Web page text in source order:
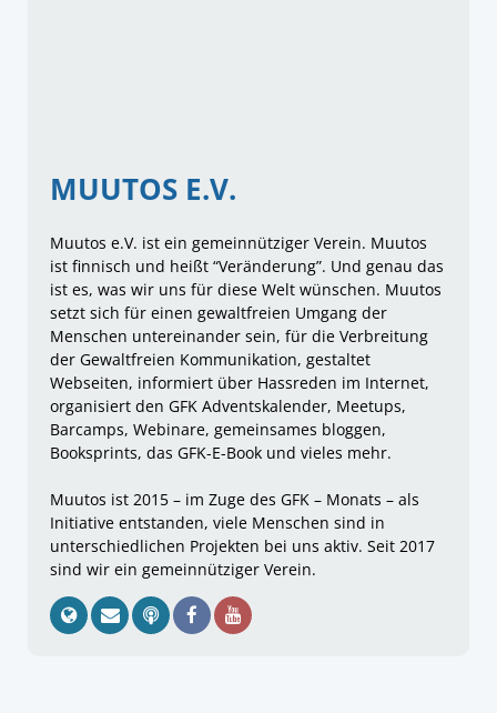
MUUTOS E.V.
Muutos e.V. ist ein gemeinnütziger Verein. Muutos
ist finnisch und heißt “Veränderung”. Und genau das
ist es, was wir uns für diese Welt wünschen. Muutos
setzt sich für einen gewaltfreien Umgang der
Menschen untereinander sein, für die Verbreitung
der Gewaltfreien Kommunikation, gestaltet
Webseiten, informiert über Hassreden im Internet,
organisiert den GFK Adventskalender, Meetups,
Barcamps, Webinare, gemeinsames bloggen,
Booksprints, das GFK-E-Book und vieles mehr.
Muutos ist 2015 – im Zuge des GFK – Monats – als
Initiative entstanden, viele Menschen sind in
unterschiedlichen Projekten bei uns aktiv. Seit 2017
sind wir ein gemeinnütziger Verein.